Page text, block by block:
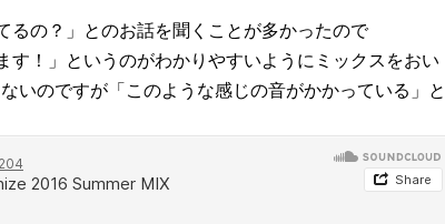
るの？」とのお話を聞くことが多かったので
す！」というのがわかりやすいようにミックスをおい
いのですが「このような感じの音がかかっている」と